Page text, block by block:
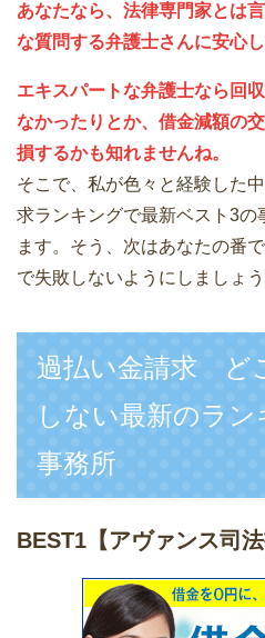
あなたなら、法律専門家とは
な質問する弁護士さんに安心
エキスパートな弁護士なら回
なかったりとか、借金減額の
損するかも知れませんね。
そこで、私が色々と経験した
求ランキングで最新ベスト3の
ます。そう、次はあなたの番
で失敗しないようにしましょう
過払い金請求 ど
しない最新のラ
事務所
BEST1 【アヴァンス司